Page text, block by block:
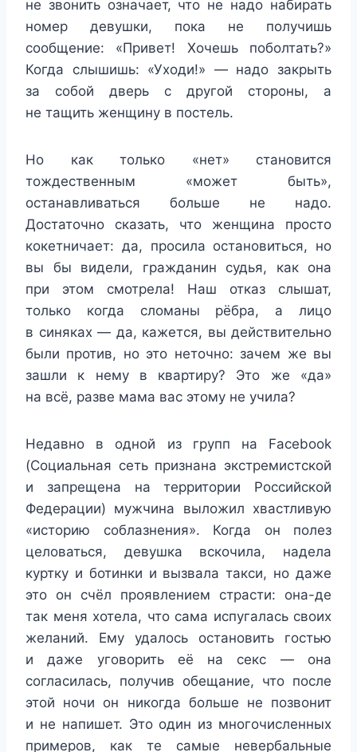
не звонить означает, что не надо набирать
номер девушки, пока не получишь
сообщение: «Привет! Хочешь поболтать?»
Когда слышишь: «Уходи!» — надо закрыть
за собой дверь с другой стороны, а
не тащить женщину в постель.
Но как только «нет» становится
тождественным «может быть»,
останавливаться больше не надо.
Достаточно сказать, что женщина просто
кокетничает: да, просила остановиться, но
вы бы видели, гражданин судья, как она
при этом смотрела! Наш отказ слышат,
только когда сломаны рёбра, а лицо
в синяках — да, кажется, вы действительно
были против, но это неточно: зачем же вы
зашли к нему в квартиру? Это же «да»
на всё, разве мама вас этому не учила?
Недавно в одной из групп на Facebook
(Социальная сеть признана экстремистской
и запрещена на территории Российской
Федерации) мужчина выложил хвастливую
«историю соблазнения». Когда он полез
целоваться, девушка вскочила, надела
куртку и ботинки и вызвала такси, но даже
это он счёл проявлением страсти: она-де
так меня хотела, что сама испугалась своих
желаний. Ему удалось остановить гостью
и даже уговорить её на секс — она
согласилась, получив обещание, что после
этой ночи он никогда больше не позвонит
и не напишет. Это один из многочисленных
примеров, как те самые невербальные